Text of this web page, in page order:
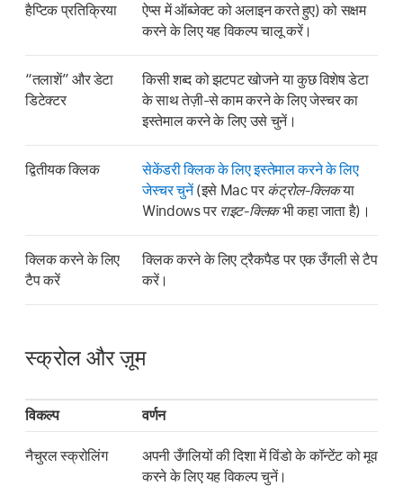
हैप्टिक प्रतिक्रिया
ऐप्स में ऑब्जेक्ट को अलाइन करते हुए) को सक्षम
करने के लिए यह विकल्प चालू करें।
“तलाशें” और डेटा
डिटेक्टर
किसी शब्द को झटपट खोजने या कुछ विशेष डेटा
के साथ तेज़ी-से काम करने के लिए जेस्चर का
इस्तेमाल करने के लिए उसे चुनें।
द्वितीयक क्लिक
सेकेंडरी क्लिक के लिए इस्तेमाल करने के लिए
जेस्चर चुनें(इसे Mac पर कंट्रोल-क्लिकया
Windows पर राइट-क्लिकभी कहा जाता है)।
क्लिक करने के लिए
टैप करें
क्लिक करने के लिए ट्रैकपैड पर एक उँगली से टैप
करें।
स्क्रोल और ज़ूम
विकल्प वर्णन
नैचुरल स्क्रोलिंग
अपनी उँगलियों की दिशा में विंडो के कॉन्टेंट को मूव
करने के लिए यह विकल्प चुनें।